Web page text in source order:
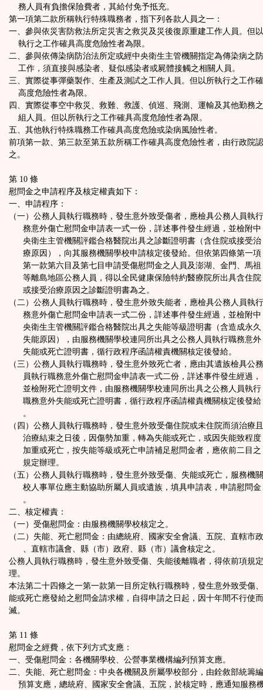
務人員有負擔保險費者，其給付免予抵充。
第一項第二款所稱執行特殊職務者，指下列各款人員之一：
一、參與依災害防救法所定災害之救災及災後復原重建工作人員。但
執行之工作確具高度危險性者為限。
二、參與依傳染病防治法所定或經中央衛生主管機關指定為傳染病之
工作，須直接與感染者、疑似感染者或屍體接觸之相關人員。
三、實際從事彈藥製作、生產及測試之工作人員。但以所執行之工作
高度危險性者為限。
四、實際從事空中救災、救難、救護、偵巡、飛測、運輸及其他勤務
組人員。但以所執行之工作確具高度危險性者為限。
五、其他執行特殊職務工作確具高度危險或染病風險性者。
前項第一款、第三款至第五款所稱工作確具高度危險性者，由行政院
之。
第 10 條
慰問金之申請程序及核定權責如下：
一、申請程序：
（一）公務人員執行職務時，發生意外致受傷者，應檢具公務人員執
務意外傷亡慰問金申請表一式一份，詳述事件發生經過，並檢附中
央衛生主管機關評鑑合格醫院出具之診斷證明書（含住院或接受治
療原因），向其服務機關學校申請核定後發給。但依第四條第一項
第一款第六目及第七目申請受傷慰問金之人員及澎湖、金門、馬祖
等離島地區公務人員，得以全民健康保險特約醫療院所出具含住院
或接受治療原因之診斷證明書為之。
（二）公務人員執行職務時，發生意外致失能者，應檢具公務人員執
務意外傷亡慰問金申請表一式二份，詳述事件發生經過，並檢附中
央衛生主管機關評鑑合格醫院出具之失能等級證明書（含造成永久
失能原因），由服務機關學校連同所出具之公務人員執行職務意外
失能或死亡證明書，循行政程序函請權責機關核定後發給。
（三）公務人員執行職務時，發生意外致死亡者，應由其遺族檢具公
員執行職務意外傷亡慰問金申請表一式二份，詳述事件發生經過，
並檢附死亡證明文件，由服務機關學校連同所出具之公務人員執行
職務意外失能或死亡證明書，循行政程序函請權責機關核定後發給
。
（四）公務人員執行職務時，發生意外致受傷住院或未住院而須治療
治療結束之日後，因傷勢加重，轉為失能或死亡，或因失能致程度
加重或死亡，按失能等級或死亡申請補足慰問金者，應依前二目之
規定辦理。
（五）公務人員執行職務時，發生意外致受傷、失能或死亡，服務機
校人事單位應主動協助所屬人員或遺族，填具申請表，申請慰問金
。
二、核定權責：
（一）受傷慰問金：由服務機關學校核定之。
（二）失能、死亡慰問金：由總統府、國家安全會議、五院、直轄市
、直轄市議會、縣（市）政府、縣（市）議會核定之。
公務人員執行職務時，發生意外致受傷、失能後離職者，得依前項規
理。
本法第二十四條之一第一款第一目所定執行職務時，發生意外致受傷
能或死亡應發給之慰問金請求權，自得申請之日起，因十年間不行使
滅。
第 11 條
慰問金之經費，依下列方式支應：
一、受傷慰問金：各機關學校、公營事業機構編列預算支應。
二、失能、死亡慰問金：中央各機關及所屬學校部分，由銓敘部統籌
預算支應，總統府、國家安全會議、五院，於核定時，應通知服務